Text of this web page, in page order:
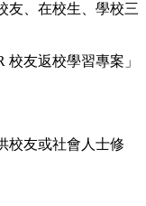
友、在校生、學校三
友返校學習專案」
校友或社會人士修